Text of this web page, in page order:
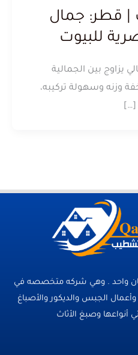
| قطر: جمال
للبيوت
يزاوج بين الجمالية
وزنه وسهولة تركيبه،
[…]
واحد . وهي شركه متخصصه في
وأعمال الجبس والديكور والأصباغ
أنواعها وصبغ الأثاث